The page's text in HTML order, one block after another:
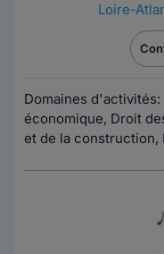
Loire-
Domaines
économique, Droit
et de la construction,